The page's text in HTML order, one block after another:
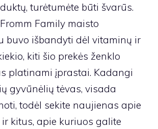
turėtumėte būti švarūs.
Family maisto
buvo išbandyti dėl vitaminų ir
kiti šio prekės ženklo
platinami įprastai. Kadangi
gyvūnėlių tėvas, visada
todėl sekite naujienas apie
kitus, apie kuriuos galite